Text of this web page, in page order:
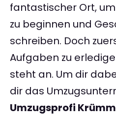
fantastischer Ort,
zu beginnen und
schreiben. Doch
Aufgaben zu
steht an. Um dir
dir das
Umzugsprofi